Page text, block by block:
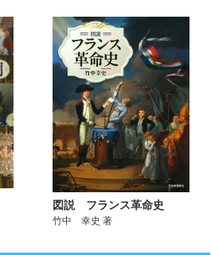
図説 フランス革命史
竹中 幸史 著